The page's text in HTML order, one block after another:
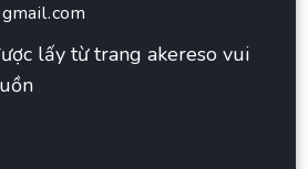
lấy từ trang akereso vui